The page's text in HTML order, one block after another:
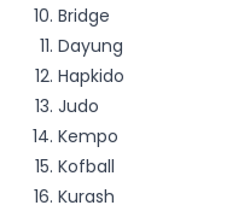
Bridge
Dayung
Hapkido
Judo
Kempo
Kofball
Kurash